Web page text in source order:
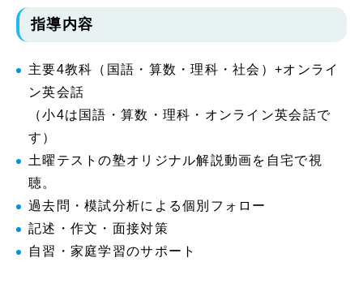
指導内容
主要4教科（国語・算数・理科・社会）+オンライ
ン英会話
（小4は国語・算数・理科・オンライン英会話で
す）
土曜テストの塾オリジナル解説動画を自宅で視
聴。
過去問・模試分析による個別フォロー
記述・作文・面接対策
自習・家庭学習のサポート